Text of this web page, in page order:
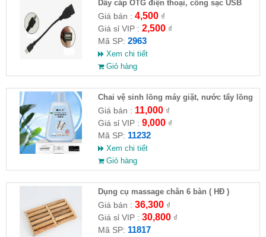
Dây cáp OTG điện thoại, cổng sạc USB
Giá bán : 4,500₫
Giá sỉ VIP : 2,500₫
Mã SP: 2963
Xem chi tiết
Giỏ hàng
Chai vệ sinh lồng máy giặt, nước tẩy lồng
máy giặt CLEANING FLUID
Giá bán : 11,000₫
Giá sỉ VIP : 9,000₫
Mã SP: 11232
Xem chi tiết
Giỏ hàng
Dụng cụ massage chân 6 bàn ( HĐ )
Giá bán : 36,300₫
Giá sỉ VIP : 30,800₫
Mã SP: 11817